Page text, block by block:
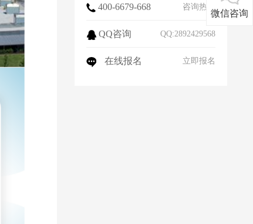
400-6679-668 咨询热线
QQ咨询 QQ:2892429568
在线报名 立即报名
微信咨询